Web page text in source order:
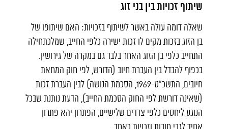
שיתוף זכויות בין בני זוג
שאלה דומה עולה באשר לשיתוף בזכויות: האם שיתופו של
בן הזוג בזכות מקים לו זכות ישירה כלפי החייב, שמלכתחילה
התחייב כלפי בן הזוג האחר בלבד גם במקרה של גירושין.
בכפוף להבדל בין העברת חיוב (הדורש, לפי חוק המחאת
חיובים, התשכ"ט-1969, הסכמת הנושה) לבין העברת זכות
(שאינה דורשת לפי החוק הסכמת החייב), הדעת נותנת שבכל
הנוגע ליחסים כלפי צדדים שלישיים, הפתרון יהא פתרון